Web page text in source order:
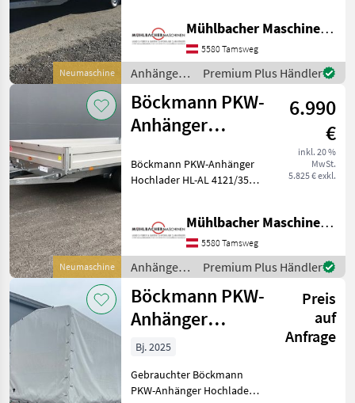
Neumaschine
Bordwände in Alu, Eck- und
Mittelrungen abnehmbar -
8 Stück Zurrbügel
Mühlbacher Maschinen GmbH
5580 Tamsweg
Anhänger /
Böckmann
Premium Plus Händler
Neumaschine
Böckmann PKW-
Anhänger
4121/35F 3,5to
6.990
€
inkl. 20 %
MwSt.
5.825 € exkl.
Böckmann PKW-Anhänger
Hochlader HL-AL 4121/35F -
Bordwände in Alu -
Eckrungen abnehmbar - 6
Stück Zurrbügel - Auflau
Mühlbacher Maschinen GmbH
5580 Tamsweg
Anhänger /
Böckmann
Premium Plus Händler
Böckmann PKW-
Anhänger
Hochlader HL-AL
4121/27F,
gebraucht
Preis
auf
Anfrage
Bj. 2025
Gebrauchter Böckmann
PKW-Anhänger Hochlader